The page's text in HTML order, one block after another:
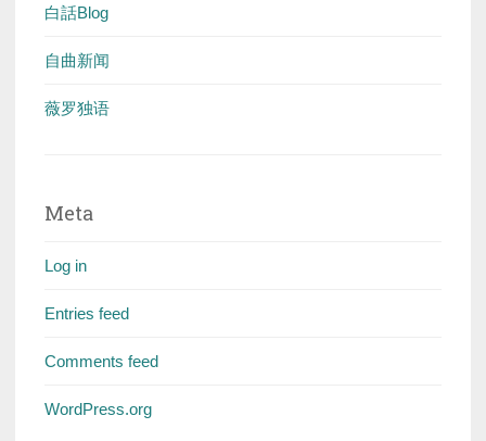
白話Blog
自曲新闻
薇罗独语
Meta
Log in
Entries feed
Comments feed
WordPress.org